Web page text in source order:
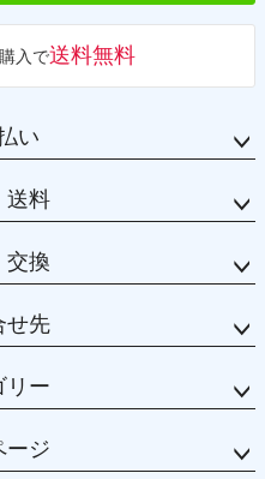
入で送料無料
い
送料
交換
せ先
リー
ージ